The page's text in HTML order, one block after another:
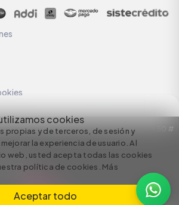
cookies
propias y de terceros, de sesión y
la experiencia de usuario. Al
web, usted acepta todas las cookies
política de cookies. Más
Aceptar todo
S.A. NIT: 890924167-6 Dirección: Carrera 50 #
by